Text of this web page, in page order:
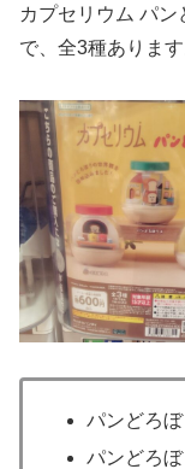
カプセリウム パン
で、全3種あります
パンどろ
パンどろ